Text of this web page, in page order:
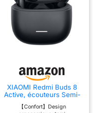
XIAOMI Redmi Buds 8
Active, écouteurs Semi-
Intra, autonomie 37h,
Noir
【Confort】Design